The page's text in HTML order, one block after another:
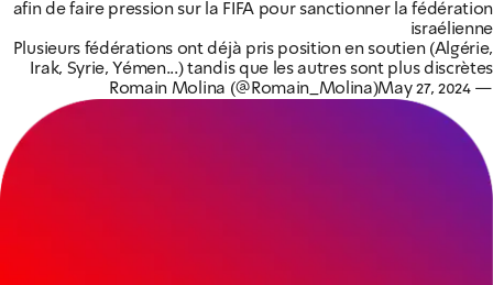
afin de faire pression sur la FIFA pour sanctionner la fédération
israélienne
Plusieurs fédérations ont déjà pris position en soutien (Algérie,
Irak, Syrie, Yémen...) tandis que les autres sont plus discrètes
— Romain Molina (@Romain_Molina)
May 27, 2024